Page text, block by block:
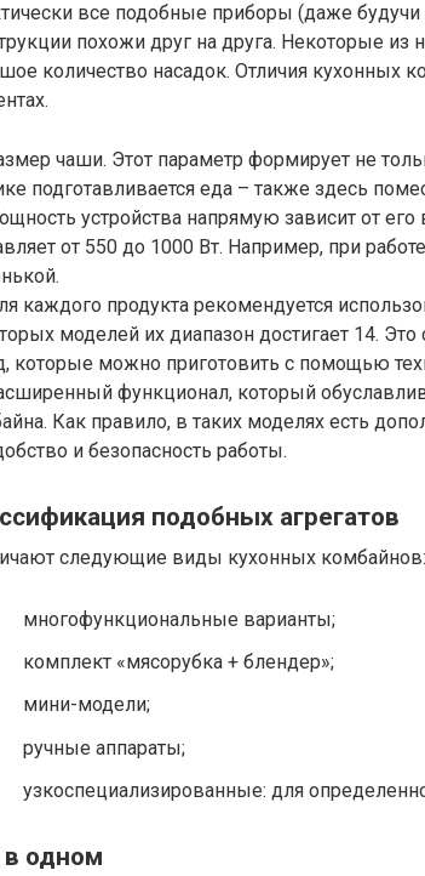
все подобные приборы (даже будучи
похожи друг на друга. Некоторые из
количество насадок. Отличия кухонных
чаши. Этот параметр формирует не
подготавливается еда – также здесь
устройства напрямую зависит от
от 550 до 1000 Вт. Например, при
каждого продукта рекомендуется
моделей их диапазон достигает 14.
которые можно приготовить с помощью
функционал, который
Как правило, в таких моделях есть
и безопасность работы.
подобных агрегатов
следующие виды кухонных комбайнов:
многофункциональные варианты;
комплект «мясорубка + блендер»;
мини-модели;
ручные аппараты;
узкоспециализированные: для
в одном